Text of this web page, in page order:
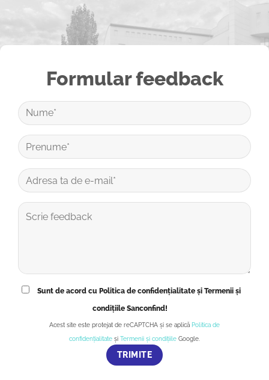
Formular feedback
Sunt de acord cu Politica de confidențialitate și Termenii și
condițiile Sanconfind!
Acest site este protejat de reCAPTCHA și se aplică Politica de
confidențialitate și Termenii și condițiile Google.